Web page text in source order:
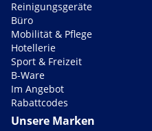
Reinigungsgeräte
Büro
Mobilität & Pflege
Hotellerie
Sport & Freizeit
B-Ware
Im Angebot
Rabattcodes
Unsere Marken